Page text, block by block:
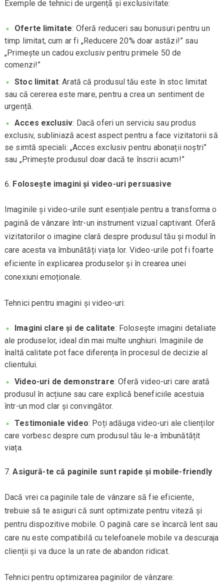
Exemple de tehnici de urgență și exclusivitate:
Oferte limitate: Oferă reduceri sau bonusuri pentru un
timp limitat, cum ar fi „Reducere 20% doar astăzi!” sau
„Primește un cadou exclusiv pentru primele 50 de
comenzi!”
Stoc limitat: Arată că produsul tău este în stoc limitat
sau că cererea este mare, pentru a crea un sentiment de
urgență.
Acces exclusiv: Dacă oferi un serviciu sau produs
exclusiv, subliniază acest aspect pentru a face vizitatorii să
se simtă speciali: „Acces exclusiv pentru abonații noștri”
sau „Primește produsul doar dacă te înscrii acum!”
Folosește imagini și video-uri persuasive
Imaginile și video-urile sunt esențiale pentru a transforma o
pagină de vânzare într-un instrument vizual captivant. Oferă
vizitatorilor o imagine clară despre produsul tău și modul în
care acesta va îmbunătăți viața lor. Video-urile pot fi foarte
eficiente în explicarea produselor și în crearea unei
conexiuni emoționale.
Tehnici pentru imagini și video-uri:
Imagini clare și de calitate: Folosește imagini detaliate
ale produselor, ideal din mai multe unghiuri. Imaginile de
înaltă calitate pot face diferența în procesul de decizie al
clientului.
Video-uri de demonstrare: Oferă video-uri care arată
produsul în acțiune sau care explică beneficiile acestuia
într-un mod clar și convingător.
Testimoniale video: Poți adăuga video-uri ale clienților
care vorbesc despre cum produsul tău le-a îmbunătățit
viața.
Asigură-te că paginile sunt rapide și mobile-friendly
Dacă vrei ca paginile tale de vânzare să fie eficiente,
trebuie să te asiguri că sunt optimizate pentru viteză și
pentru dispozitive mobile. O pagină care se încarcă lent sau
care nu este compatibilă cu telefoanele mobile va descuraja
clienții și va duce la un rate de abandon ridicat.
Tehnici pentru optimizarea paginilor de vânzare: